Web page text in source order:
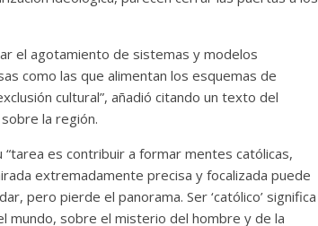
el agotamiento de sistemas y modelos
como las que alimentan los esquemas de
cultural”, añadió citando un texto del
la región.
es contribuir a formar mentes católicas,
extremadamente precisa y focalizada puede
pero pierde el panorama. Ser ‘católico’ significa
mundo, sobre el misterio del hombre y de la